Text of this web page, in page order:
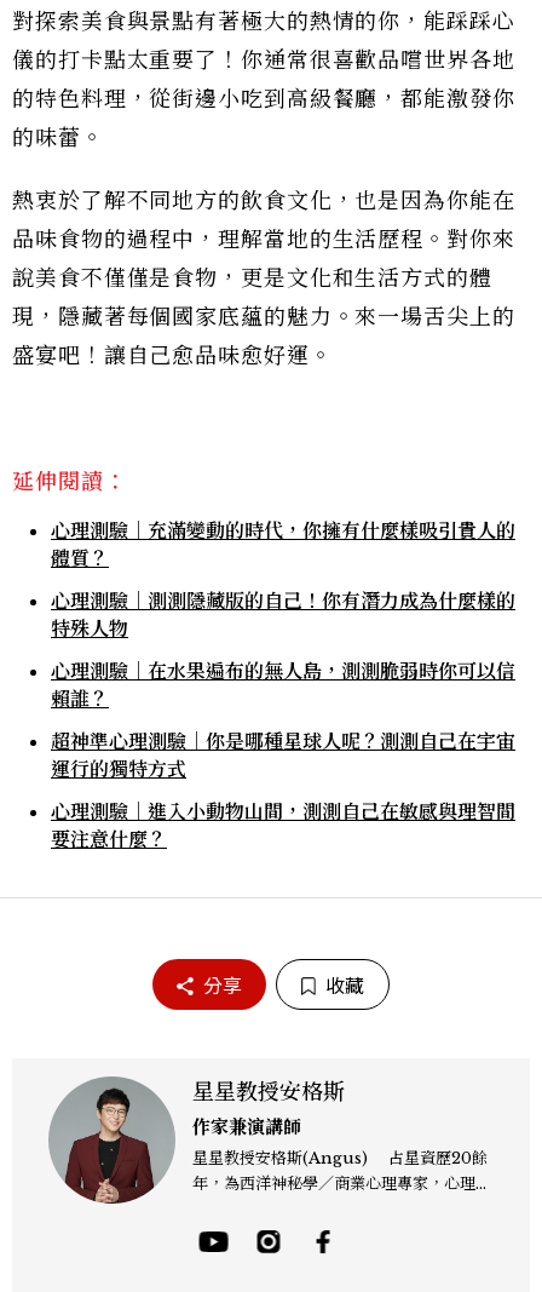
對探索美食與景點有著極大的熱情的你，能踩踩心
儀的打卡點太重要了！你通常很喜歡品嚐世界各地
的特色料理，從街邊小吃到高級餐廳，都能激發你
的味蕾。
熱衷於了解不同地方的飲食文化，也是因為你能在
品味食物的過程中，理解當地的生活歷程。對你來
說美食不僅僅是食物，更是文化和生活方式的體
現，隱藏著每個國家底蘊的魅力。來一場舌尖上的
盛宴吧！讓自己愈品味愈好運。
延伸閱讀：
心理測驗｜充滿變動的時代，你擁有什麼樣吸引貴人的
體質？
心理測驗｜測測隱藏版的自己！你有潛力成為什麼樣的
特殊人物
心理測驗｜在水果遍布的無人島，測測脆弱時你可以信
賴誰？
超神準心理測驗｜你是哪種星球人呢？測測自己在宇宙
運行的獨特方式
心理測驗｜進入小動物山間，測測自己在敏感與理智間
要注意什麼？
分享 收藏
星星教授安格斯
作家兼演講師
星星教授安格斯(Angus) 占星資歷20餘
年，為西洋神秘學／商業心理專家，心理諮
4年起出書近30本相關著作，專業領域涵蓋
占星星座、塔羅、生命靈數、盧恩符文、色